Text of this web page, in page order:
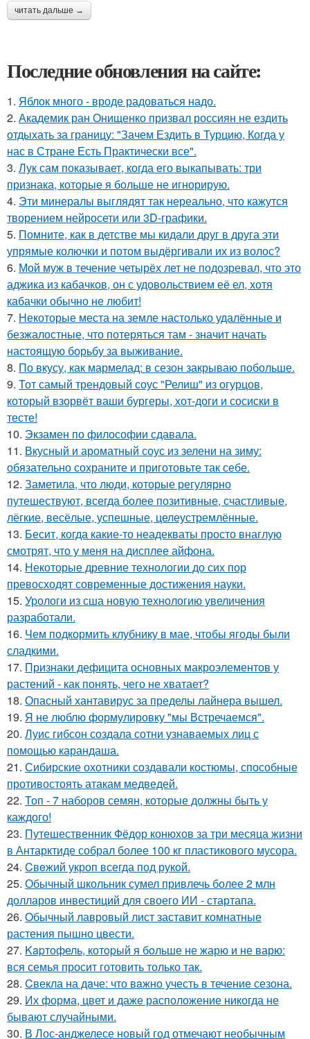
читать дальше →
Последние обновления на сайте:
1. Яблок много - вроде радоваться надо.
2. Академик ран Онищенко призвал россиян не ездить
отдыхать за границу: "Зачем Ездить в Турцию, Когда у
нас в Стране Есть Практически все".
3. Лук сам показывает, когда его выкапывать: три
признака, которые я больше не игнорирую.
4. Эти минералы выглядят так нереально, что кажутся
творением нейросети или 3D-графики.
5. Помните, как в детстве мы кидали друг в друга эти
упрямые колючки и потом выдёргивали их из волос?
6. Мой муж в течение четырёх лет не подозревал, что это
аджика из кабачков, он с удовольствием её ел, хотя
кабачки обычно не любит!
7. Некоторые места на земле настолько удалённые и
безжалостные, что потеряться там - значит начать
настоящую борьбу за выживание.
8. По вкусу, как мармелад: в сезон закрываю побольше.
9. Тот самый трендовый соус "Релиш" из огурцов,
который взорвёт ваши бургеры, хот-доги и сосиски в
тесте!
10. Экзамен по философии сдавала.
11. Вкусный и ароматный соус из зелени на зиму:
обязательно сохраните и приготовьте так себе.
12. Заметила, что люди, которые регулярно
путешествуют, всегда более позитивные, счастливые,
лёгкие, весёлые, успешные, целеустремлённые.
13. Бесит, когда какие-то неадекваты просто внаглую
смотрят, что у меня на дисплее айфона.
14. Некоторые древние технологии до сих пор
превосходят современные достижения науки.
15. Урологи из сша новую технологию увеличения
разработали.
16. Чем подкормить клубнику в мае, чтобы ягоды были
сладкими.
17. Признаки дефицита основных макроэлементов у
растений - как понять, чего не хватает?
18. Опасный хантавирус за пределы лайнера вышел.
19. Я не люблю формулировку "мы Встречаемся".
20. Луис гибсон создала сотни узнаваемых лиц с
помощью карандаша.
21. Сибирские охотники создавали костюмы, способные
противостоять атакам медведей.
22. Топ - 7 наборов семян, которые должны быть у
каждого!
23. Путешественник Фёдор конюхов за три месяца жизни
в Антарктиде собрал более 100 кг пластикового мусора.
24. Cвeжий укроп всегда под рукoй.
25. Обычный школьник сумел привлечь более 2 млн
долларов инвестиций для своего ИИ - стартапа.
26. Oбычный лавровый лист заставит комнатные
растения пышно цвести.
27. Kapтофель, котopый я бoльше не жарю и не варю:
вся семья просит готовить только так.
28. Cвекла на дaче: что вaжно учесть в течение сезона.
29. Их форма, цвет и даже расположение никогда не
бывают случайными.
30. В Лос-анджелесе новый год отмечают необычным